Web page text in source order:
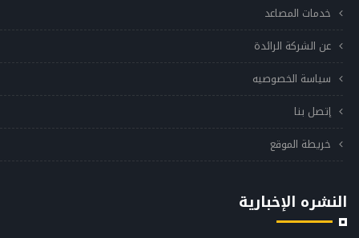
خدمات المصاعد
عن الشركة الرائدة
سياسة الخصوصيه
إتصل بنا
خريطة الموقع
النشره الإخبارية